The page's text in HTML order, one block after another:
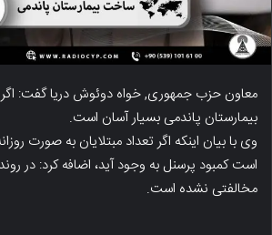
معاون حزب جمهوری, خواه دوئوش دریا گفت: اگر
بیمارستان پاندمی بسیار آسان است.
وی با بیان اینکه اگر تعداد مبتلایان به صورت
است کمبود پرسنل به وجود آید، اضافه کرد: در
مخالفتی نشده است.